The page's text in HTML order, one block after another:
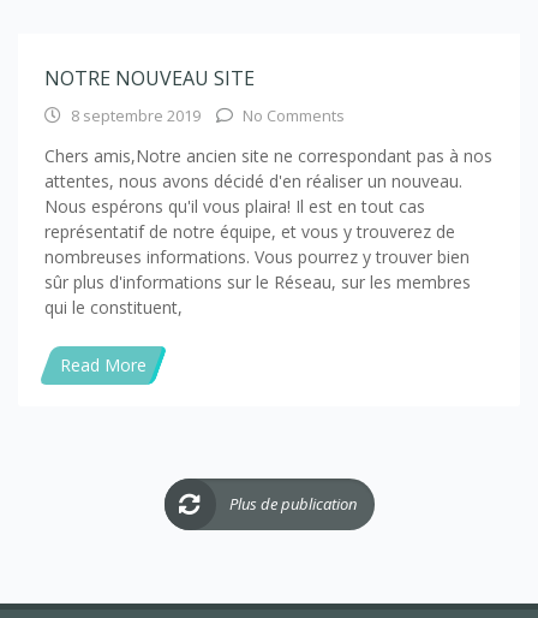
NOTRE NOUVEAU SITE
8 septembre 2019 No Comments
Chers amis,Notre ancien site ne correspondant pas à nos
attentes, nous avons décidé d'en réaliser un nouveau.
Nous espérons qu'il vous plaira! Il est en tout cas
représentatif de notre équipe, et vous y trouverez de
nombreuses informations. Vous pourrez y trouver bien
sûr plus d'informations sur le Réseau, sur les membres
qui le constituent,
Read More
Plus de publication